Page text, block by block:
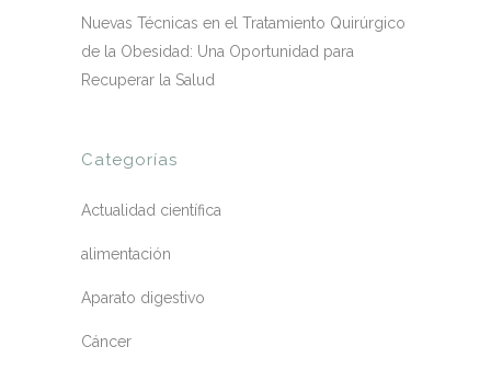
Nuevas Técnicas en el Tratamiento Quirúrgico
de la Obesidad: Una Oportunidad para
Recuperar la Salud
Categorías
Actualidad científica
alimentación
Aparato digestivo
Cáncer